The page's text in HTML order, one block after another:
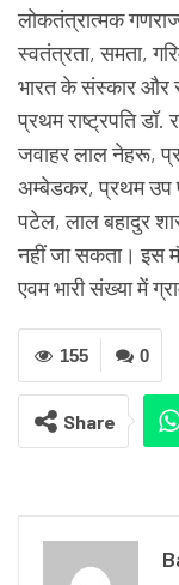
लोकतंत्रात्मक
स्वतंत्रता, समता,
भारत के संस्कार और
प्रथम राष्ट्रपति डॉ.
जवाहर लाल नेहरू,
अम्बेडकर, प्रथम उप
पटेल, लाल बहादुर
नहीं जा सकता। इस
एवम भारी संख्या में
0
155
Share